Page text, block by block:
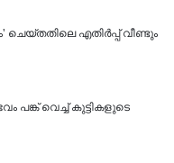
ചെയ്തതിലെ എതിര്‍പ്പ് വീണ്ടും
പങ്ക് വെച്ച് കുട്ടികളുടെ